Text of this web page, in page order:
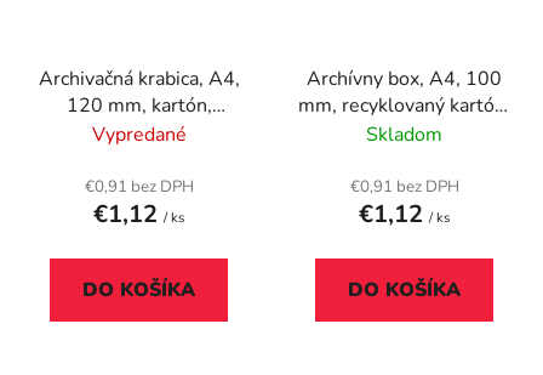
Archivačná krabica, A4,
120 mm, kartón,
DONAU, zelená
Vypredané
€0,91 bez DPH
€1,12 / ks
DO KOŠÍKA
Archívny box, A4, 100
mm, recyklovaný kartón,
ESSELTE "Eco", hnedý
Skladom
€0,91 bez DPH
€1,12 / ks
DO KOŠÍKA